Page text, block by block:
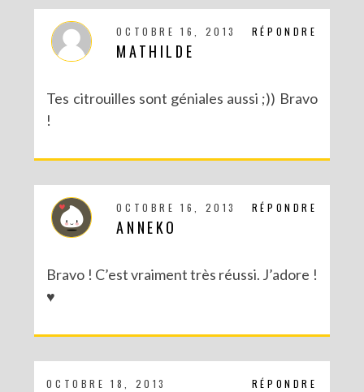
RÉPONDRE
OCTOBRE 16, 2013
MATHILDE
Tes citrouilles sont géniales aussi ;)) Bravo
!
RÉPONDRE
OCTOBRE 16, 2013
ANNEKO
Bravo ! C’est vraiment très réussi. J’adore !
♥
RÉPONDRE
OCTOBRE 18, 2013